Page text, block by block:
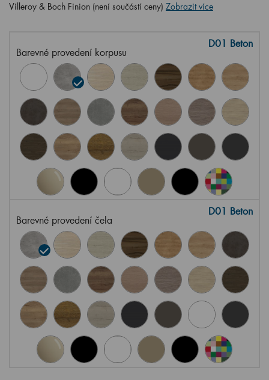
Villeroy & Boch Finion (není součástí ceny) Zobrazit více
Barevné provedení korpusu
D01 Beton
Barevné provedení čela
D01 Beton